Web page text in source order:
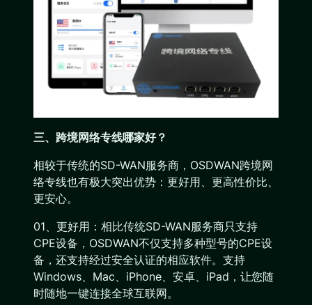
三、跨境网络专线哪家好？
相较于传统的SD-WAN服务商，OSDWAN跨境网
络专线也有极大突出优势：更好用、更高性价比、
更安心。
01、更好用：相比传统SD-WAN服务商只支持
CPE设备，OSDWAN不仅支持多种型号的CPE设
备，还支持经过安全认证的相应软件。支持
Windows、Mac、iPhone、安卓、iPad，让您随
时随地一键连接全球互联网。